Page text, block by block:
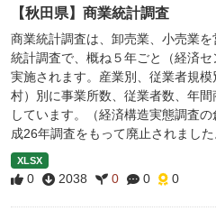
【秋田県】商業統計調査
商業統計調査は、卸売業、小売業
統計調査で、概ね５年ごと（経済
実施されます。産業別、従業者規
村）別に事業所数、従業者数、年
しています。（経済構造実態調査
成26年調査をもって廃止されました
XLSX
0 2038 0 0 0